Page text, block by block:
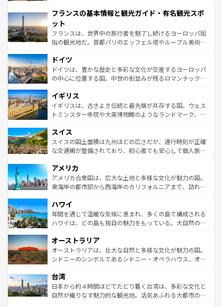
ませてくれるイタリアで、忘れられない旅をしてみよう！
なお、新着のイタリア情報は
しい。
文化が根付くこの国では、情熱的なフラメンコ、熱気あふ
れる闘牛、そして美味しいタパスが生活の一部となってい
る。首都マドリードの洗練された雰囲気や、バルセロナの
アートに溢れた街角から、地方では古代ローマ遺跡や中世
せる。地方によって風土や気候が異なるスペインはその個
性で訪れる人を魅了する。 なお、新着のスペイン情報は コ
ンテンツ一覧を参照してほしい。
フランスの基本情報と観光ガイド・有名観光スポ
ット
フランスは、世界中の旅行者を魅了し続けるヨーロッパ屈
指の観光地だ。首都パリのエッフェル塔やルーブル美術館
で、幅広い魅力が詰まっている。華麗な宮殿、歴史的な大
聖堂、美しいビーチ、そして豊かな自然が、訪れる者を心
から魅了する。また、フランスは美食の国としても知ら
いる。シャンパンの発祥地であるランス、プロヴァンスの
香り高いラベンダー畑など、多彩な楽しみ方が可能だ。さ
らに、パリ以外の地域にも魅力が溢れており、どの街角に
れる地方に足を運ぶとそれぞれで全く異なる文化を体験で
きるだろう。 なお、新着のフランス情報はコンテンツ一覧
を参照してほしい。
ドイツ
ドイツは、豊かな歴史と多彩な文化が交差するヨーロッパ
の中心に位置する国。中世の街並みが残るロマンチック街
顔を持つこの国は、どこを歩いても飽きることがない。ベ
ルリンの文化的活気、バイエルン州のアルプスの絶景、そ
してライン川沿いのワイン畑といった風景は必見。ビール
は、お酒好きな人にはぜひ体験してほしい。 なお、新着の
ドイツ情報はコンテンツ一覧を参照してほしい。
イギリス
イギリスは、古きよき伝統と最先端が共存する国。ウェス
トミンスター寺院や大英博物館のようなランドマーク、歴
リアごとに異なる魅力がある。また、優雅なアフタヌーン
ティー、ビール好きにはたまらない英国パブ、サッカー観
戦など、本場だからこそできる体験も豊富。イギリスを旅
ンツ一覧を参照してほしい。
スイス
スイスの国土面積は九州ほどの広さだが、運行時刻が正確
な交通網が整備されており、初心者でも安心して個人旅行
の建物がそのまま残る町や、スイスならではのユニークな
博物館もあり、アルプス観光だけでなく町歩きも満喫する
ことができる。国民の所得が高いため物価も高いが、旅行
ば市内交通費無料で観光を楽しむこともできる。 なお、新
着のスイス情報はコンテンツ一覧 を参照してほしい。
アメリカ
アメリカ合衆国は、広大な土地と多様な文化が魅力の国。
東海岸の都市部から西海岸のカリフォルニアまで、訪れる
のような巨大都市は、観光、ショッピング、エンターテイ
ンメントが詰まった刺激的なスポットだ。一方、アメリカ
西部には大自然が広がり、グランドキャニオンやイエロー
部のニューオーリンズでは、音楽と美食が融合した独特の
文化が魅力。旅行者はアメリカの各地域で異なる魅力を楽
しみながら、その多様性と豊かな歴史を感じることができ
ならではの贅沢な旅のスタイルだ。 なお、新着のアメリカ
情報はコンテンツ一覧を参照してほしい。
ハワイ
年間を通じて温暖な気候に恵まれ、多くの島で構成される
ハワイは、どの島も独自の魅力をもっている。大自然の神
ワイ島は見逃せない。また、定番の観光地といえばオアフ
島だが、静かな自然を求めるならマウイ島やカウアイ島が
おすすめ。エメラルドグリーンに輝く海をはじめ、豊かな
れるおもてなしの心で訪れる人々を迎えてくれるハワイの
人々、おいしいローカルフードやハワイアンミュージッ
ク、伝統的なフラダンスなど、すべてがハワイの魅力を彩
オーストラリア
オーストラリアは、壮大な自然と多様な文化が魅力の国。
シドニーのシンボルであるシドニー・オペラハウス、オー
リアリーフや大陸中央部にそびえるウルル（エアーズロッ
ク）、タスマニアの美しい原生林やケアンズの熱帯雨林な
ど、見どころがたくさん。また、カフェやワイン、オージ
台湾
日本から約４時間ほどでたどり着く台湾は、多彩な文化と
自然が織りなす魅力的な観光地。活気あふれる大都市の台